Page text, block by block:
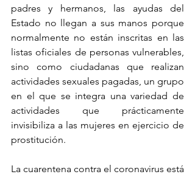
padres y hermanos, las ayudas del
Estado no llegan a sus manos porque
normalmente no están inscritas en las
listas oficiales de personas vulnerables,
sino como ciudadanas que realizan
actividades sexuales pagadas, un grupo
en el que se integra una variedad de
actividades que prácticamente
invisibiliza a las mujeres en ejercicio de
prostitución.
La cuarentena contra el coronavirus está